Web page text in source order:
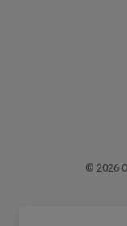
© 2026